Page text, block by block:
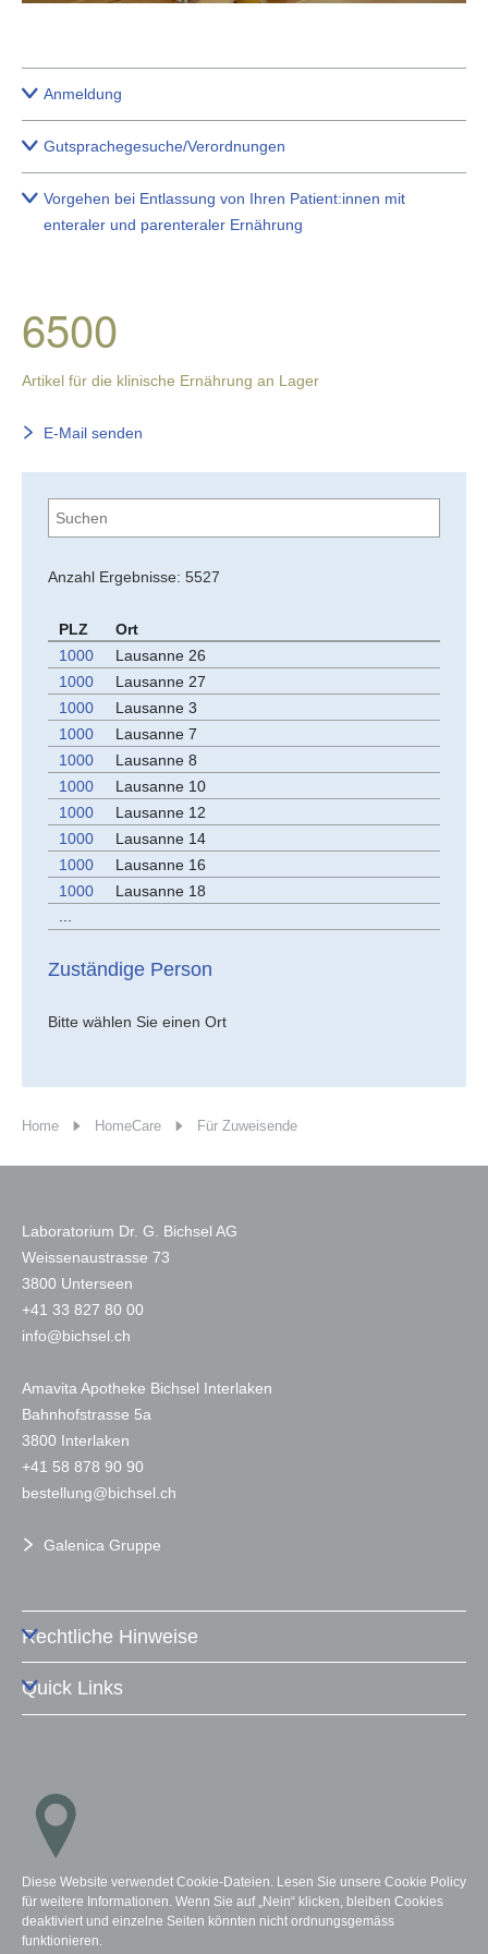
Anmeldung
Gutsprachegesuche/Verordnungen
Vorgehen bei Entlassung von Ihren Patient:innen mit
enteraler und parenteraler Ernährung
Artikel für die klinische Ernährung an Lager
6500
E-Mail senden
Anzahl Ergebnisse: 5527
PLZ
Ort
1000
Lausanne 26
1000
Lausanne 27
1000
Lausanne 3
1000
Lausanne 7
1000
Lausanne 8
1000
Lausanne 10
1000
Lausanne 12
1000
Lausanne 14
1000
Lausanne 16
1000
Lausanne 18
Zuständige Person
Bitte wählen Sie einen Ort
Home HomeCare Für Zuweisende
Diese Website verwendet Cookie-Dateien. Lesen Sie unsere Cookie Policy
für weitere Informationen. Wenn Sie auf „Nein“ klicken, bleiben Cookies
deaktiviert und einzelne Seiten könnten nicht ordnungsgemäss
funktionieren.
Laboratorium Dr. G. Bichsel AG
Weissenaustrasse 73
3800 Unterseen
+41 33 827 80 00
nf
b chs l ch
Amavita Apotheke Bichsel Interlaken
Bahnhofstrasse 5a
3800 Interlaken
+41 58 878 90 90
b st ll ng b chs l ch
Galenica Gruppe
Rechtliche Hinweise
Quick Links
Standorte